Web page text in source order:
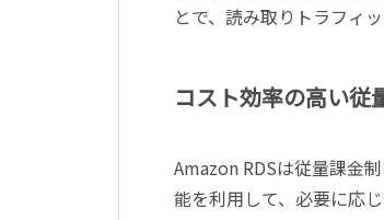
とで、読み取りトラフィ
コスト効率の高い従
Amazon RDSは従量課金
能を利用して、必要に応